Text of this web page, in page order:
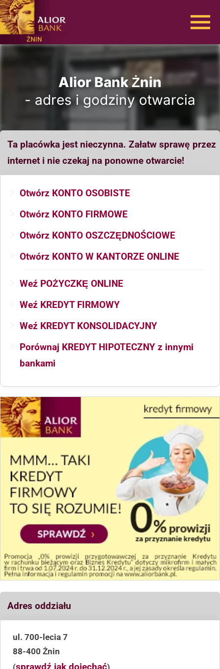
Alior Bank Żnin
- adres i godziny otwarcia
Ta placówka jest nieczynna. Załatw sprawę przez
internet i nie czekaj na ponowne otwarcie!
Otwórz KONTO OSOBISTE
Otwórz KONTO FIRMOWE
Otwórz KONTO OSZCZĘDNOŚCIOWE
Otwórz KONTO W KANTORZE ONLINE
Weź POŻYCZKĘ ONLINE
Weź KREDYT FIRMOWY
Weź KREDYT KONSOLIDACYJNY
Porównaj KREDYT HIPOTECZNY z innymi
bankami
Adres oddziału
ul. 700-lecia 7
88-400 Żnin
(sprawdź jak dojechać)